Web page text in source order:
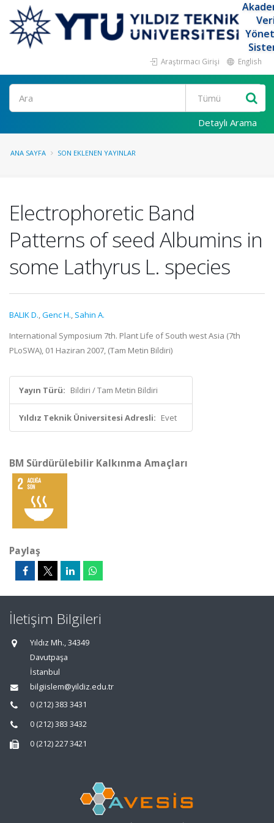
Araştırmacı Girişi English
Ara
Detaylı Arama
ANA SAYFA SON EKLENEN YAYINLAR
Electrophoretic Band
Patterns of seed Albumins in
some Lathyrus L. species
BALIK D.,Genc H., Sahin A.
International Symposium 7th. Plant Life of South west Asia (7th
PLoSWA), 01 Haziran 2007, (Tam Metin Bildiri)
Yayın Türü: Bildiri / Tam Metin Bildiri
Yıldız Teknik Üniversitesi Adresli: Evet
BM Sürdürülebilir Kalkınma Amaçları
Paylaş
İletişim Bilgileri
Yıldız Mh., 34349
Davutpaşa
İstanbul
bilgiislem@yildiz.edu.tr
0 (212) 383 3431
0 (212) 383 3432
0 (212) 227 3421